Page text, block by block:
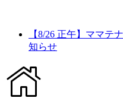
【8/26 正午】ママテ
知らせ